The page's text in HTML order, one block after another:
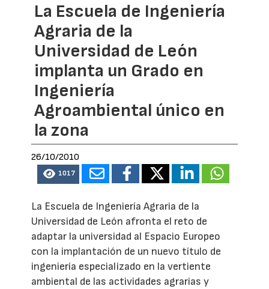
La Escuela de Ingeniería
Agraria de la
Universidad de León
implanta un Grado en
Ingeniería
Agroambiental único en
la zona
26/10/2010
1017
La Escuela de Ingeniería Agraria de la
Universidad de León afronta el reto de
adaptar la universidad al Espacio Europeo
con la implantación de un nuevo título de
ingeniería especializado en la vertiente
ambiental de las actividades agrarias y